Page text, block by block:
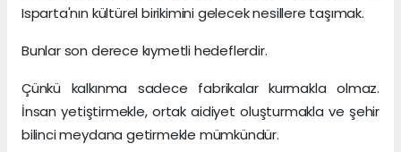
Isparta'nın kültürel birikimini gelecek nesillere taşımak.
Bunlar son derece kıymetli hedeflerdir.
Çünkü kalkınma sadece fabrikalar kurmakla olmaz.
İnsan yetiştirmekle, ortak aidiyet oluşturmakla ve şehir
bilinci meydana getirmekle mümkündür.